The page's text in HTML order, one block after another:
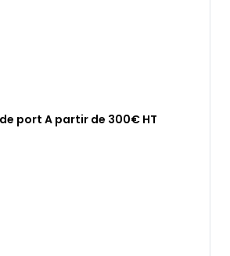
port A partir de 300€ HT